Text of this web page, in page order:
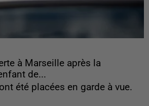
à Marseille après la
de...
été placées en garde à vue.